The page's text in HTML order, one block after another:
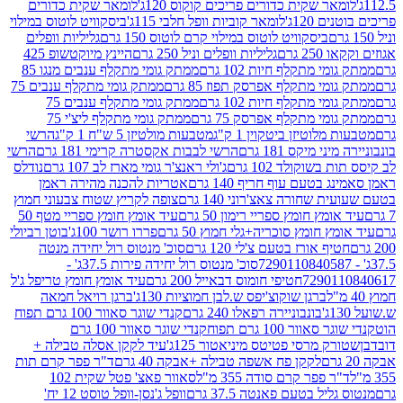
שקית כדורים פריכים קוקוס 120ג'
לומאר שקית כדורים
120ג'
לומאר קוביות וופל חלבי 115ג'
ביסקוויט לוטוס במילוי
ביסקוויט לוטוס במילוי קרם לוטוס 150 גרם
גליליות וופלים
גרם
גליליות וופלים וניל 250 גרם
היינץ מיוקטשופ 425
מתקלף חיות 102 גרם
ממתק גומי מתקלף ענבים מנגו 85
מתקלף אפרסק תפוז 85 גרם
ממתק גומי מתקלף ענבים 75
מתקלף חיות 102 גרם
ממתק גומי מתקלף ענבים 75
מתקלף אפרסק 75 גרם
ממתק גומי מתקלף ליצ'י 75
ביטקוין 1 ק"ג
מטבעות מולטיזן 5 ש"ח 1 ק"ג
הרשי
מיקס 181 גרם
הרשי לבבות אקסטרה קרימי 181 גרם
הרשי
102 גרם
ג'ולי ראנצ'ר גומי מארז לב 107 גרם
נודלס
עוף חריף 140 גרם
אטריות להכנה מהירה ראמן
שחורה צאצ'רוני 140 גרם
צופה לקריץ שטוח צבעוני חמוץ
חומץ ספריי רימון 50 גרם
עיד אומץ חומץ ספריי מטף 50
חומץ סוכריה+גלי חמוץ 50 גרם
פררו רושר 100ג'
בוטן רביולי
אורז בטעם צ'לי 120 גרם
סוכ' מנטוס רול יחידה מנטה
סוכ' מנטוס רול יחידה פירות 37.5ג' -
חטיפי חומוס דבאייל 200 גרם
עיד אומץ חומץ טריפל ג'ל
ברגן שוקוצ'יפס ש.לבן חמוציות 130ג'
ברגן רויאל חמאה
בונבוניירה רפאלו 240 גרם
קנדי שוגר סאוור 100 גרם תפוח
100 גרם תפוח
קנדי שוגר סאוור 100 גרם
מרסי פטיטס מיניאטור 125ג'
עיד לקקן אסלה טבילה +
לקקן פח אשפה טבילה +אבקה 40 גרם
ד"ר פפר קרם תות
פפר קרם סודה 355 מ"ל
סאוור פאצ' פטל שקית 102
בטעם פאנטה 37.5 גרם
וופל ג'נסן-וופל טוסט 12 יח'